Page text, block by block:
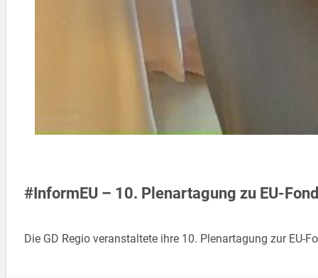
#InformEU – 10. Plenartagung zu EU-
Die GD Regio veranstaltete ihre 10. Plenartagung zur EU-